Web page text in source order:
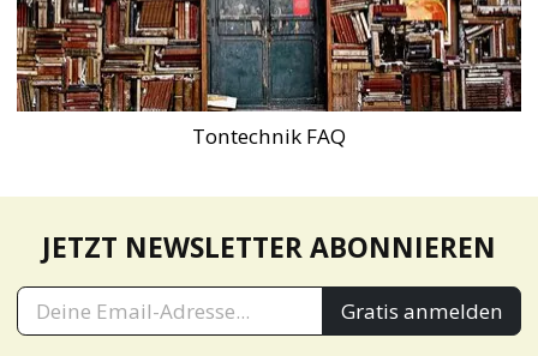
Tontechnik FAQ
JETZT NEWSLETTER ABONNIEREN
Gratis anmelden